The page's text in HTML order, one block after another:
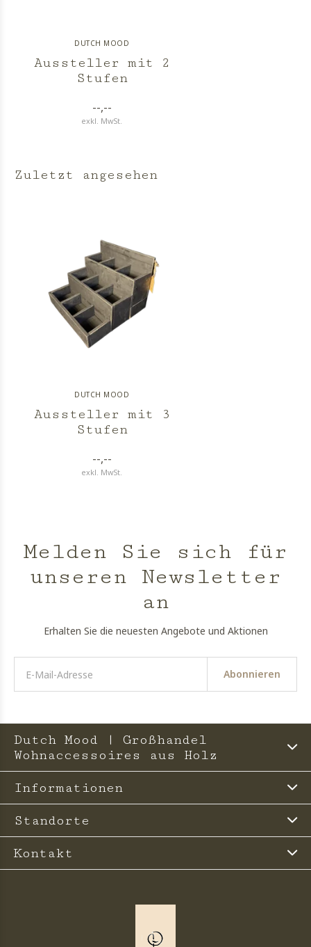
DUTCH MOOD
Aussteller mit 2
Stufen
--,--
exkl. MwSt.
Zuletzt angesehen
DUTCH MOOD
Aussteller mit 3
Stufen
--,--
exkl. MwSt.
Melden Sie sich für
unseren Newsletter
an
Erhalten Sie die neuesten Angebote und Aktionen
Abonnieren
Dutch Mood | Großhandel
Wohnaccessoires aus Holz
Informationen
Standorte
Kontakt